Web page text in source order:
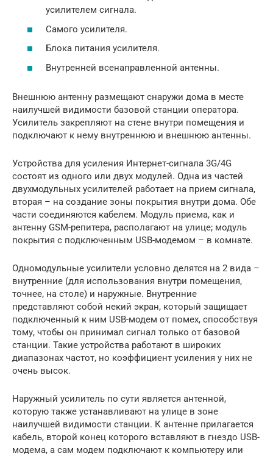
усилителем сигнала.
Самого усилителя.
Блока питания усилителя.
Внутренней всенаправленной антенны.
Внешнюю антенну размещают снаружи дома в месте
наилучшей видимости базовой станции оператора.
Усилитель закрепляют на стене внутри помещения и
подключают к нему внутреннюю и внешнюю антенны.
Устройства для усиления Интернет-сигнала 3G/4G
состоят из одного или двух модулей. Одна из частей
двухмодульных усилителей работает на прием сигнала,
вторая – на создание зоны покрытия внутри дома. Обе
части соединяются кабелем. Модуль приема, как и
антенну GSM-репитера, располагают на улице; модуль
покрытия с подключенным USB-модемом – в комнате.
Одномодульные усилители условно делятся на 2 вида –
внутренние (для использования внутри помещения,
точнее, на столе) и наружные. Внутренние
представляют собой некий экран, который защищает
подключенный к ним USB-модем от помех, способствуя
тому, чтобы он принимал сигнал только от базовой
станции. Такие устройства работают в широких
диапазонах частот, но коэффициент усиления у них не
очень высок.
Наружный усилитель по сути является антенной,
которую также устанавливают на улице в зоне
наилучшей видимости станции. К антенне прилагается
кабель, второй конец которого вставляют в гнездо USB-
модема, а сам модем подключают к компьютеру или